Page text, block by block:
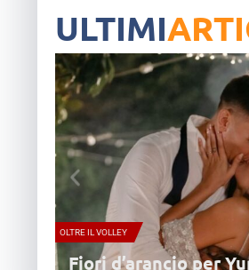
ULTIMI
OLTRE IL VOLLEY
Fiori d’arancio per